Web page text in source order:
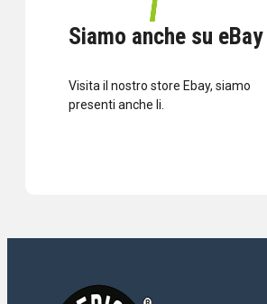
Siamo anche su eBay
Visita il nostro store Ebay, siamo
presenti anche li.